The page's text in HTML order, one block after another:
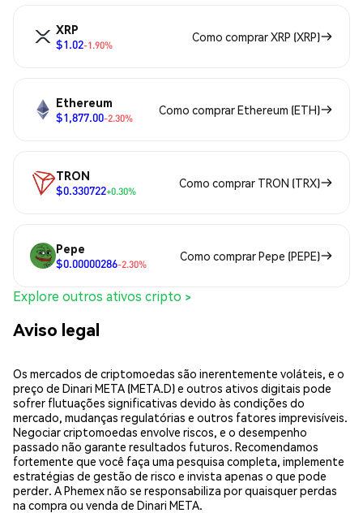
XRP
$1.02-1.90%
Como comprar XRP (XRP)
Ethereum
$1,877.00-2.30%
Como comprar Ethereum (ETH)
TRON
$0.330722+0.30%
Como comprar TRON (TRX)
Pepe
$0.00000286-2.30%
Como comprar Pepe (PEPE)
Explore outros ativos cripto >
Aviso legal
Os mercados de criptomoedas são inerentemente voláteis, e o
preço de Dinari META (META.D) e outros ativos digitais pode
sofrer flutuações significativas devido às condições do
mercado, mudanças regulatórias e outros fatores imprevisíveis.
Negociar criptomoedas envolve riscos, e o desempenho
passado não garante resultados futuros. Recomendamos
fortemente que você faça uma pesquisa completa, implemente
estratégias de gestão de risco e invista apenas o que pode
perder. A Phemex não se responsabiliza por quaisquer perdas
na compra ou venda de Dinari META.